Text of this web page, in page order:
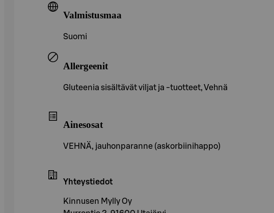
Valmistusmaa
Suomi
Allergeenit
Gluteenia sisältävät viljat ja -tuotteet, Vehnä
Ainesosat
VEHNÄ, jauhonparanne (askorbiinihappo)
Yhteystiedot
Kinnusen Mylly Oy